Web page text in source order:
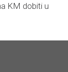
KM dobiti u